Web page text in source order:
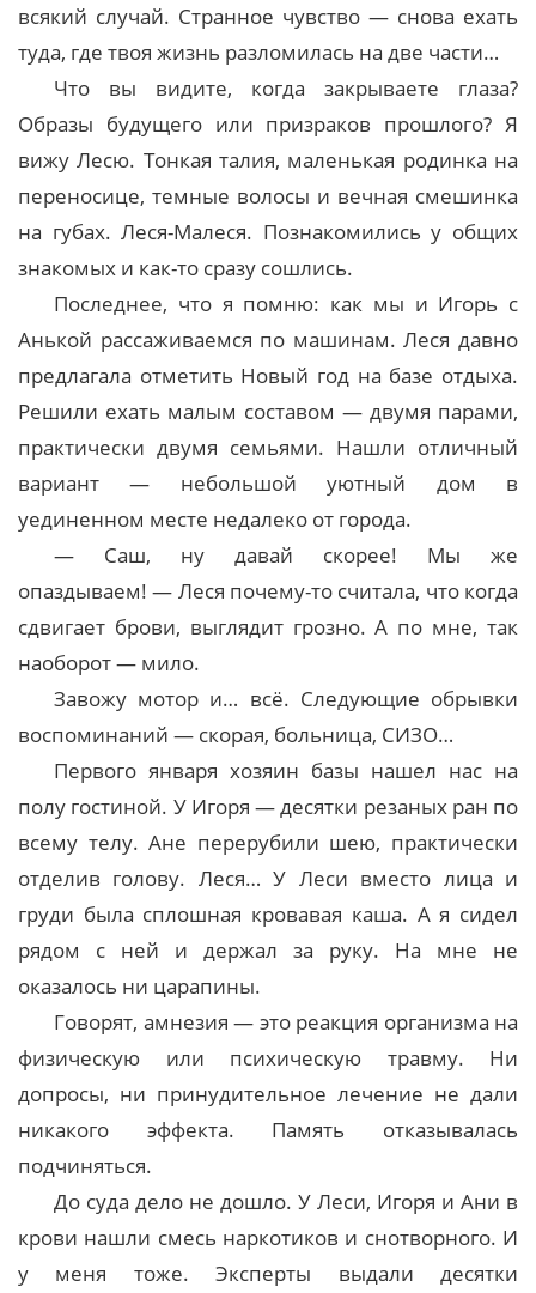
всякий случай. Странное чувство — снова ехать
туда, где твоя жизнь разломилась на две части…
Что вы видите, когда закрываете глаза?
Образы будущего или призраков прошлого? Я
вижу Лесю. Тонкая талия, маленькая родинка на
переносице, темные волосы и вечная смешинка
на губах. Леся-Малеся. Познакомились у общих
знакомых и как-то сразу сошлись.
Последнее, что я помню: как мы и Игорь с
Анькой рассаживаемся по машинам. Леся давно
предлагала отметить Новый год на базе отдыха.
Решили ехать малым составом — двумя парами,
практически двумя семьями. Нашли отличный
вариант — небольшой уютный дом в
уединенном месте недалеко от города.
— Саш, ну давай скорее! Мы же
опаздываем! — Леся почему-то считала, что когда
сдвигает брови, выглядит грозно. А по мне, так
наоборот — мило.
Завожу мотор и… всё. Следующие обрывки
воспоминаний — скорая, больница, СИЗО…
Первого января хозяин базы нашел нас на
полу гостиной. У Игоря — десятки резаных ран по
всему телу. Ане перерубили шею, практически
отделив голову. Леся… У Леси вместо лица и
груди была сплошная кровавая каша. А я сидел
рядом с ней и держал за руку. На мне не
оказалось ни царапины.
Говорят, амнезия — это реакция организма на
физическую или психическую травму. Ни
допросы, ни принудительное лечение не дали
никакого эффекта. Память отказывалась
подчиняться.
До суда дело не дошло. У Леси, Игоря и Ани в
крови нашли смесь наркотиков и снотворного. И
у меня тоже. Эксперты выдали десятки